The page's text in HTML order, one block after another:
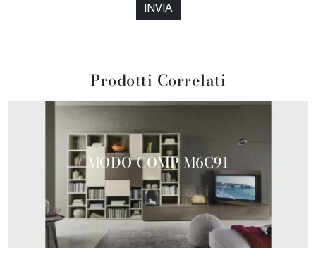
Prodotti Correlati
MODO COMP M6C91
INVIA